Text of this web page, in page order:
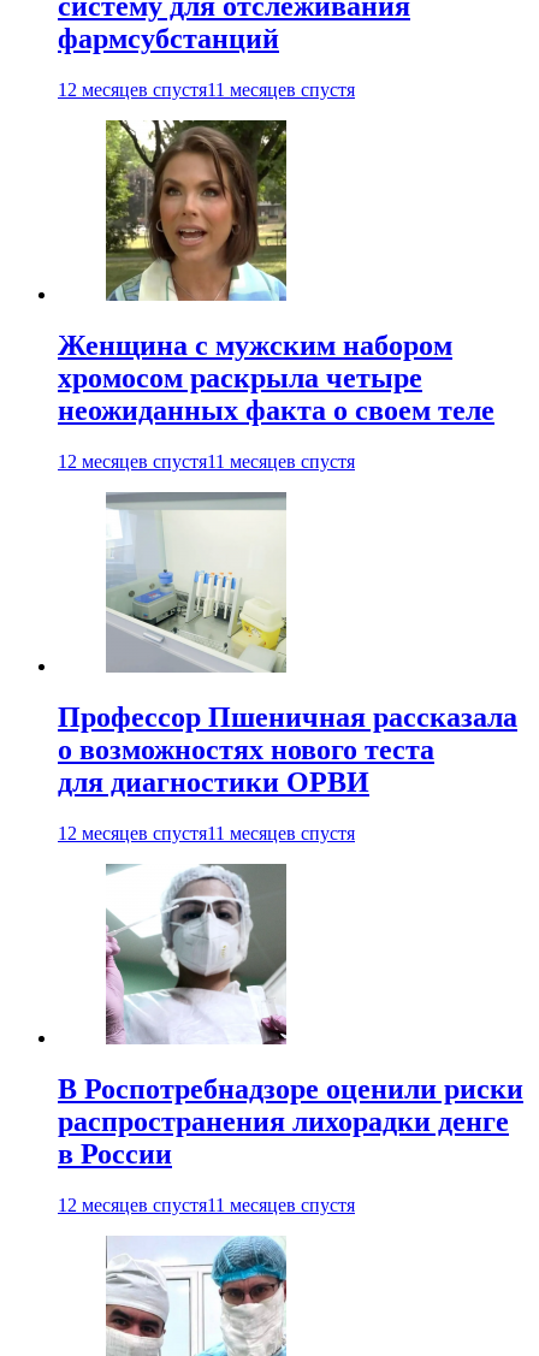
фармсубстанций
12 месяцев спустя11 месяцев спустя
Женщина с мужским набором
хромосом раскрыла четыре
неожиданных факта о своем теле
12 месяцев спустя11 месяцев спустя
Профессор Пшеничная рассказала
о возможностях нового теста
для диагностики ОРВИ
12 месяцев спустя11 месяцев спустя
В Роспотребнадзоре оценили риски
распространения лихорадки денге
в России
12 месяцев спустя11 месяцев спустя